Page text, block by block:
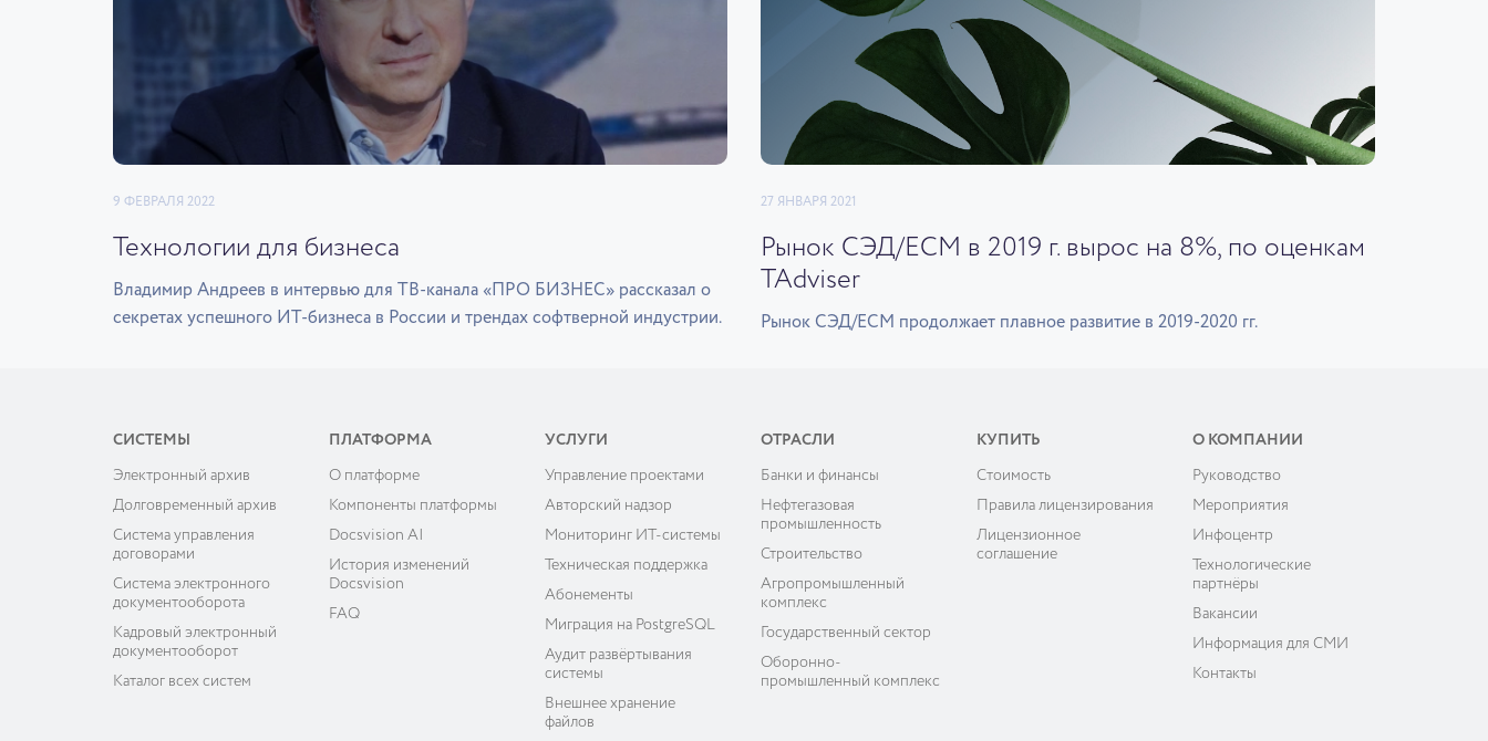
9 ФЕВРАЛЯ 2022
Технологии для бизнеса
Владимир Андреев в интервью для ТВ-канала «ПРО БИЗНЕС» рассказал о
секретах успешного ИТ-бизнеса в России и трендах софтверной индустрии.
27 ЯНВАРЯ 2021
Рынок СЭД/ECM в 2019 г. вырос на 8%, по оценкам
TAdviser
Рынок СЭД/ECM продолжает плавное развитие в 2019-2020 гг.
СИСТЕМЫ
Электронный архив
Долговременный архив
Система управления
договорами
Система электронного
документооборота
Кадровый электронный
документооборот
Каталог всех систем
ПЛАТФОРМА
О платформе
Компоненты платформы
Docsvision AI
История изменений
Docsvision
FAQ
УСЛУГИ
Управление проектами
Авторский надзор
Мониторинг ИТ-системы
Техническая поддержка
Абонементы
Миграция на PostgreSQL
Аудит развёртывания
системы
Внешнее хранение
файлов
ОТРАСЛИ
Банки и финансы
Нефтегазовая
промышленность
Строительство
Агропромышленный
комплекс
Государственный сектор
Оборонно-
промышленный комплекс
КУПИТЬ
Cтоимость
Правила лицензирования
Лицензионное
соглашение
О КОМПАНИИ
Руководство
Мероприятия
Инфоцентр
Технологические
партнёры
Вакансии
Информация для СМИ
Контакты